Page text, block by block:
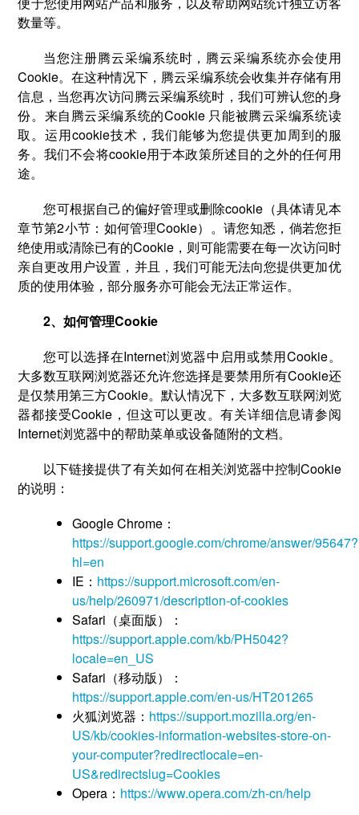
数量等。
当您注册腾云采编系统时，腾云采编系统亦会使用
Cookie。在这种情况下，腾云采编系统会收集并存储有用
信息，当您再次访问腾云采编系统时，我们可辨认您的身
份。来自腾云采编系统的Cookie 只能被腾云采编系统读
取。运用cookie技术，我们能够为您提供更加周到的服
务。我们不会将cookie用于本政策所述目的之外的任何用
途。
您可根据自己的偏好管理或删除cookie（具体请见本
章节第2小节：如何管理Cookie）。请您知悉，倘若您拒
绝使用或清除已有的Cookie，则可能需要在每一次访问时
亲自更改用户设置，并且，我们可能无法向您提供更加优
质的使用体验，部分服务亦可能会无法正常运作。
2、如何管理Cookie
您可以选择在Internet浏览器中启用或禁用Cookie。
大多数互联网浏览器还允许您选择是要禁用所有Cookie还
是仅禁用第三方Cookie。默认情况下，大多数互联网浏览
器都接受Cookie，但这可以更改。有关详细信息请参阅
Internet浏览器中的帮助菜单或设备随附的文档。
以下链接提供了有关如何在相关浏览器中控制Cookie
的说明：
Google Chrome：
https://support.google.com/chrome/answer/95647?
hl=en
IE： https://support.microsoft.com/en-
us/help/260971/description-of-cookies
Safari（桌面版）：
https://support.apple.com/kb/PH5042?
locale=en_US
Safari（移动版）：
https://support.apple.com/en-us/HT201265
火狐浏览器： https://support.mozilla.org/en-
US/kb/cookies-information-websites-store-on-
your-computer?redirectlocale=en-
US&redirectslug=Cookies
Opera： https://www.opera.com/zh-cn/help